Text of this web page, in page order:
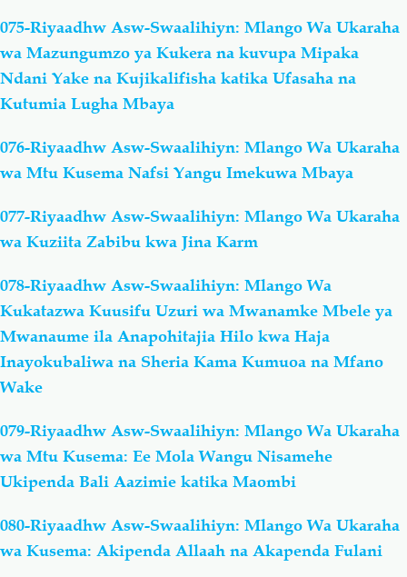
075-Riyaadhw Asw-Swaalihiyn: Mlango Wa Ukaraha
wa Mazungumzo ya Kukera na kuvupa Mipaka
Ndani Yake na Kujikalifisha katika Ufasaha na
Kutumia Lugha Mbaya
076-Riyaadhw Asw-Swaalihiyn: Mlango Wa Ukaraha
wa Mtu Kusema Nafsi Yangu Imekuwa Mbaya
077-Riyaadhw Asw-Swaalihiyn: Mlango Wa Ukaraha
wa Kuziita Zabibu kwa Jina Karm
078-Riyaadhw Asw-Swaalihiyn: Mlango Wa
Kukatazwa Kuusifu Uzuri wa Mwanamke Mbele ya
Mwanaume ila Anapohitajia Hilo kwa Haja
Inayokubaliwa na Sheria Kama Kumuoa na Mfano
Wake
079-Riyaadhw Asw-Swaalihiyn: Mlango Wa Ukaraha
wa Mtu Kusema: Ee Mola Wangu Nisamehe
Ukipenda Bali Aazimie katika Maombi
080-Riyaadhw Asw-Swaalihiyn: Mlango Wa Ukaraha
wa Kusema: Akipenda Allaah na Akapenda Fulani